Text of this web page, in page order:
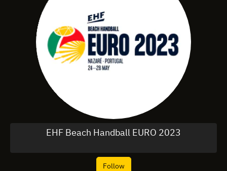
EHF Beach Handball EURO 2023
Follow